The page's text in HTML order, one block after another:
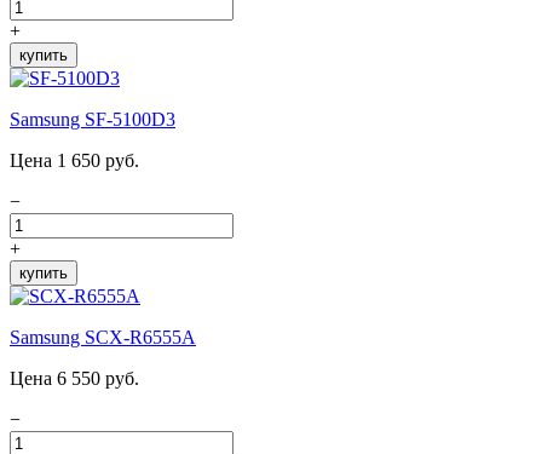
+
купить
Samsung SF-5100D3
Цена 1 650 руб.
−
+
купить
Samsung SCX-R6555A
Цена 6 550 руб.
−